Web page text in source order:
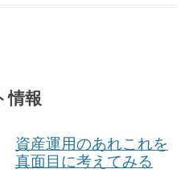
情報
資産運用のあれこれを
真面目に考えてみる